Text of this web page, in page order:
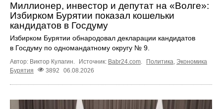
Миллионер, инвестор и депутат на «Волге»:
Избирком Бурятии показал кошельки
кандидатов в Госдуму
Избирком Бурятии обнародовал декларации кандидатов
в Госдуму по одномандатному округу № 9.
Автор: Виктор Кулагин. Источник: Babr24.com. Политика, Экономика
Бурятия
3892 06.08.2026